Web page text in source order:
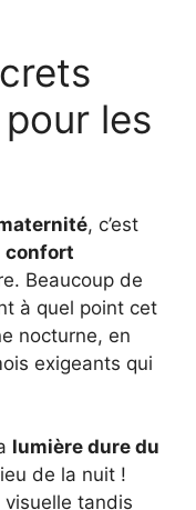
pour les
, c’est
confort
Beaucoup de
à quel point cet
nocturne, en
exigeants qui
lumière dure du
de la nuit !
visuelle tandis